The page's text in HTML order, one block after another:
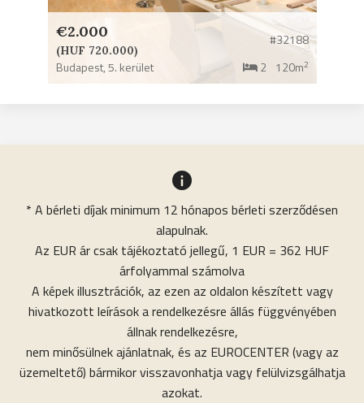
€2.000
(HUF 720.000)
#32188
Budapest,5. kerület 2 120m2
* A bérleti díjak minimum 12 hónapos bérleti szerződésen
alapulnak.
Az EUR ár csak tájékoztató jellegű, 1 EUR = 362 HUF
árfolyammal számolva
A képek illusztrációk, az ezen az oldalon készített vagy
hivatkozott leírások a rendelkezésre állás függvényében
állnak rendelkezésre,
nem minősülnek ajánlatnak, és az EUROCENTER (vagy az
üzemeltető) bármikor visszavonhatja vagy felülvizsgálhatja
azokat.